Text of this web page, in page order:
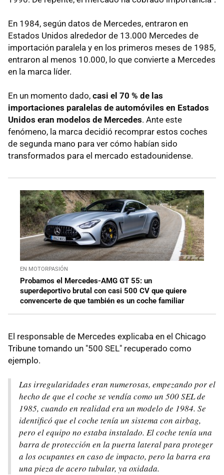
En 1984, según datos de Mercedes, entraron en
Estados Unidos alrededor de 13.000 Mercedes de
importación paralela y en los primeros meses de 1985,
entraron al menos 10.000, lo que convierte a Mercedes
en la marca líder.
En un momento dado, casi el 70 % de las
importaciones paralelas de automóviles en Estados
Unidos eran modelos de Mercedes. Ante este
fenómeno, la marca decidió recomprar estos coches
de segunda mano para ver cómo habían sido
transformados para el mercado estadounidense.
EN MOTORPASIÓN
Probamos el Mercedes-AMG GT 55: un
superdeportivo brutal con casi 500 CV que quiere
convencerte de que también es un coche familiar
El responsable de Mercedes explicaba en el Chicago
Tribune tomando un "500 SEL" recuperado como
ejemplo.
Las irregularidades eran numerosas, empezando por el
hecho de que el coche se vendía como un 500 SEL de
1985, cuando en realidad era un modelo de 1984. Se
identificó que el coche tenía un sistema con airbag,
pero el equipo no estaba instalado. El coche tenía una
barra de protección en la puerta lateral para proteger
a los ocupantes en caso de impacto, pero la barra era
una pieza de acero tubular, ya oxidada.